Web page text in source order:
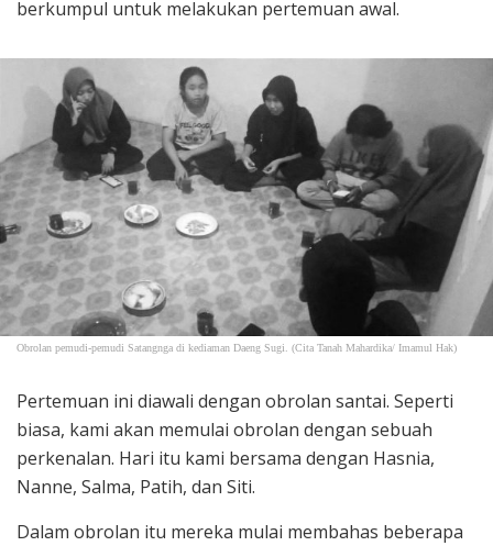
berkumpul untuk melakukan pertemuan awal.
Obrolan pemudi-pemudi Satangnga di kediaman Daeng Sugi. (Cita Tanah Mahardika/ Imamul Hak)
Pertemuan ini diawali dengan obrolan santai. Seperti
biasa, kami akan memulai obrolan dengan sebuah
perkenalan. Hari itu kami bersama dengan Hasnia,
Nanne, Salma, Patih, dan Siti.
Dalam obrolan itu mereka mulai membahas beberapa